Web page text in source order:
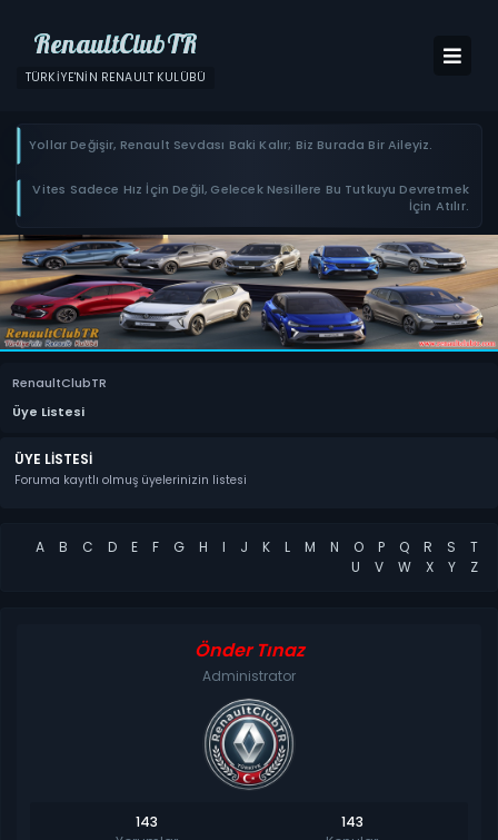
RenaultClubTR
TÜRKIYE'NIN RENAULT KULÜBÜ
Yollar Değişir, Renault Sevdası Baki Kalır; Biz Burada Bir Aileyiz.
Vites Sadece Hız İçin Değil, Gelecek Nesillere Bu Tutkuyu Devretmek
İçin Atılır.
RenaultClubTR
Üye Listesi
ÜYE LISTESI
Foruma kayıtlı olmuş üyelerinizin listesi
A B C D E F G H I J K L M N O P Q R S
T
U
V W X Y Z
Önder Tınaz
Administrator
143
143